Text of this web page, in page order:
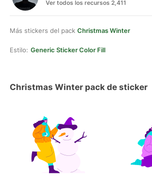
Ver todos los recursos 2,411
Más stickers del pack Christmas Winter
Estilo: Generic Sticker Color Fill
Christmas Winter pack de sticker